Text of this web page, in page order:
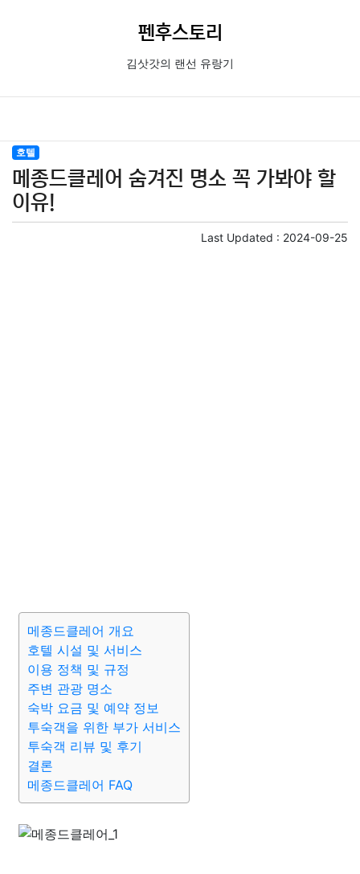
펜후스토리
김삿갓의 랜선 유랑기
호텔
메종드클레어 숨겨진 명소 꼭 가봐야 할
이유!
Last Updated : 2024-09-25
메종드클레어 개요
호텔 시설 및 서비스
이용 정책 및 규정
주변 관광 명소
숙박 요금 및 예약 정보
투숙객을 위한 부가 서비스
투숙객 리뷰 및 후기
결론
메종드클레어 FAQ